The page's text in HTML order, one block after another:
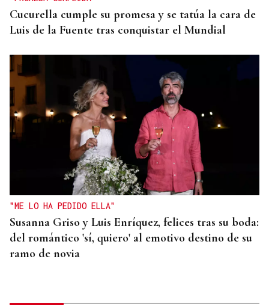
Cucurella cumple su promesa y se tatúa la cara de
Luis de la Fuente tras conquistar el Mundial
"ME LO HA PEDIDO ELLA"
Susanna Griso y Luis Enríquez, felices tras su boda:
del romántico 'sí, quiero' al emotivo destino de su
ramo de novia